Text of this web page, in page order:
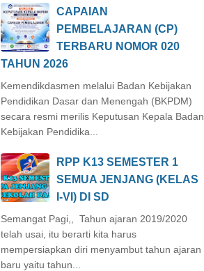
CAPAIAN
PEMBELAJARAN (CP)
TERBARU NOMOR 020
TAHUN 2026
Kemendikdasmen melalui Badan Kebijakan
Pendidikan Dasar dan Menengah (BKPDM)
secara resmi merilis Keputusan Kepala Badan
Kebijakan Pendidika...
RPP K13 SEMESTER 1
SEMUA JENJANG (KELAS
I-VI) DI SD
Semangat Pagi,, Tahun ajaran 2019/2020
telah usai, itu berarti kita harus
mempersiapkan diri menyambut tahun ajaran
baru yaitu tahun...